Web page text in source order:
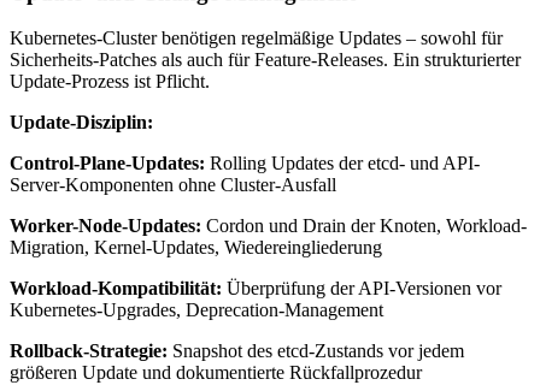
Kubernetes-Cluster benötigen regelmäßige Updates – sowohl für
Sicherheits-Patches als auch für Feature-Releases. Ein strukturierter
Update-Prozess ist Pflicht.
Update-Disziplin:
Control-Plane-Updates: Rolling Updates der etcd- und API-
Server-Komponenten ohne Cluster-Ausfall
Worker-Node-Updates: Cordon und Drain der Knoten, Workload-
Migration, Kernel-Updates, Wiedereingliederung
Workload-Kompatibilität: Überprüfung der API-Versionen vor
Kubernetes-Upgrades, Deprecation-Management
Rollback-Strategie: Snapshot des etcd-Zustands vor jedem
größeren Update und dokumentierte Rückfallprozedur